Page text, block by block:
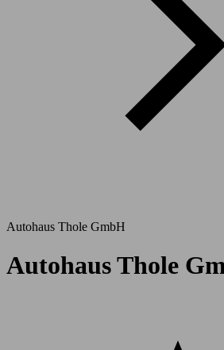
Autohaus Thole GmbH
Autohaus Thole